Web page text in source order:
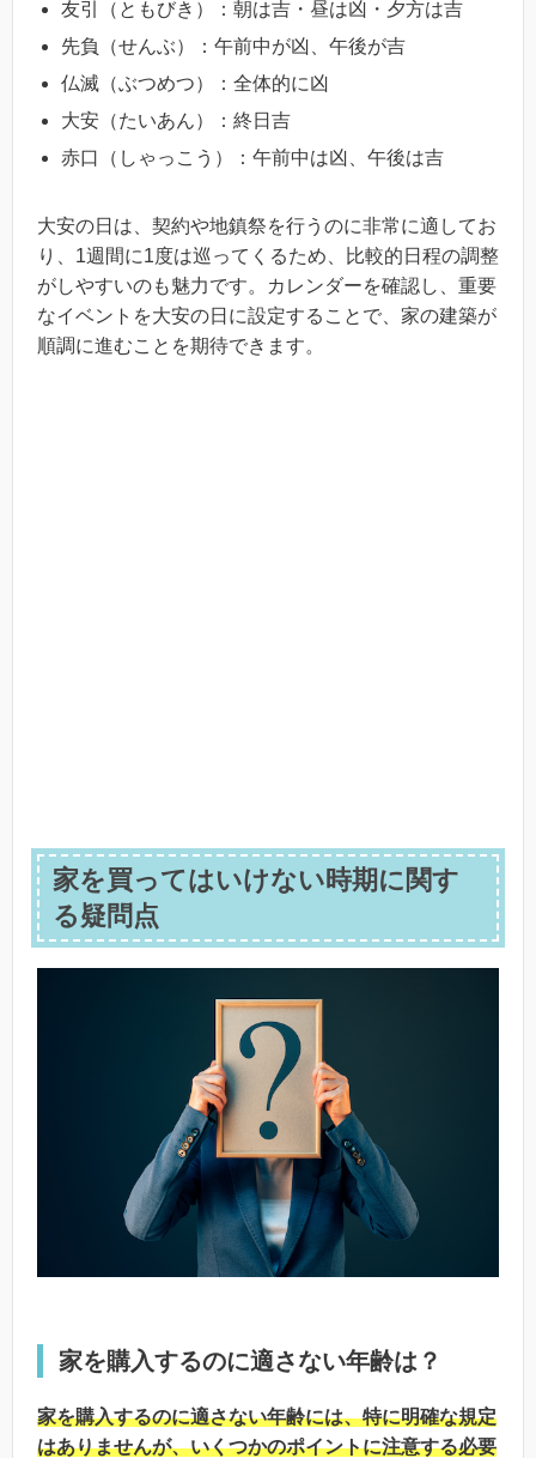
友引（ともびき）：朝は吉・昼は凶・夕方は吉
先負（せんぶ）：午前中が凶、午後が吉
仏滅（ぶつめつ）：全体的に凶
大安（たいあん）：終日吉
赤口（しゃっこう）：午前中は凶、午後は吉
大安の日は、契約や地鎮祭を行うのに非常に適してお
り、1週間に1度は巡ってくるため、比較的日程の調整
がしやすいのも魅力です。カレンダーを確認し、重要
なイベントを大安の日に設定することで、家の建築が
順調に進むことを期待できます。
家を買ってはいけない時期に関す
る疑問点
家を購入するのに適さない年齢は？
家を購入するのに適さない年齢には、特に明確な規定
はありませんが、いくつかのポイントに注意する必要